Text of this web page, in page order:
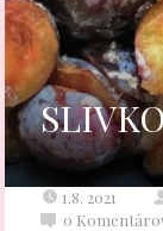
1.8. 2021
0